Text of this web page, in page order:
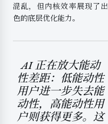
混乱，但内核效率展现了出
色的底层优化能力。
AI 正在放大能动
性差距：低能动性
用户进一步失去能
动性，高能动性用
户则获得更多。这